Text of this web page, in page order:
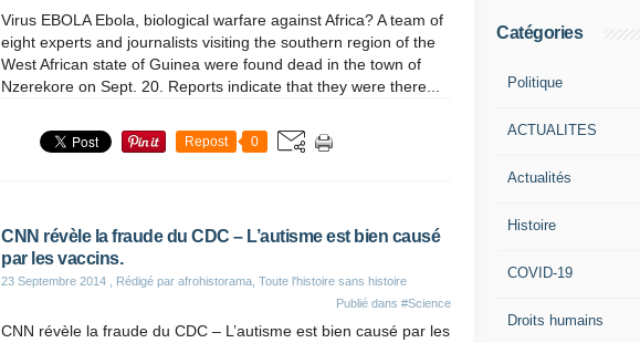
Virus EBOLA Ebola, biological warfare against Africa? A team of
eight experts and journalists visiting the southern region of the
West African state of Guinea were found dead in the town of
Nzerekore on Sept. 20. Reports indicate that they were there...
Repost 0
CNN révèle la fraude du CDC – L’autisme est bien causé
par les vaccins.
23 Septembre 2014 , Rédigé par afrohistorama, Toute l'histoire sans histoire
Publié dans #Science
CNN révèle la fraude du CDC – L’autisme est bien causé par les
Catégories
Politique
ACTUALITES
Actualités
Histoire
COVID-19
Droits humains